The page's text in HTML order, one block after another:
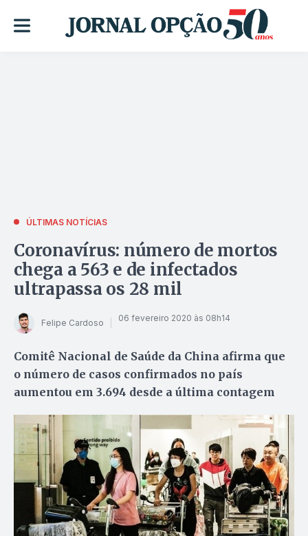
ÚLTIMAS NOTÍCIAS
Coronavírus: número de mortos
chega a 563 e de infectados
ultrapassa os 28 mil
Felipe Cardoso 06 fevereiro 2020 às 08h14
Comitê Nacional de Saúde da China afirma que
o número de casos confirmados no país
aumentou em 3.694 desde a última contagem